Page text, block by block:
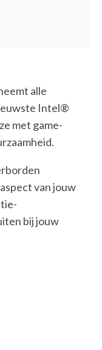
alle
Intel®
met game-
van jouw
bij jouw